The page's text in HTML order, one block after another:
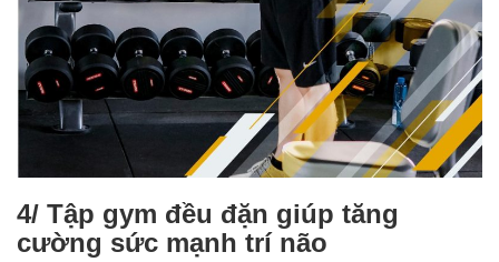
4/ Tập gym đều đặn giúp tăng
cường sức mạnh trí não